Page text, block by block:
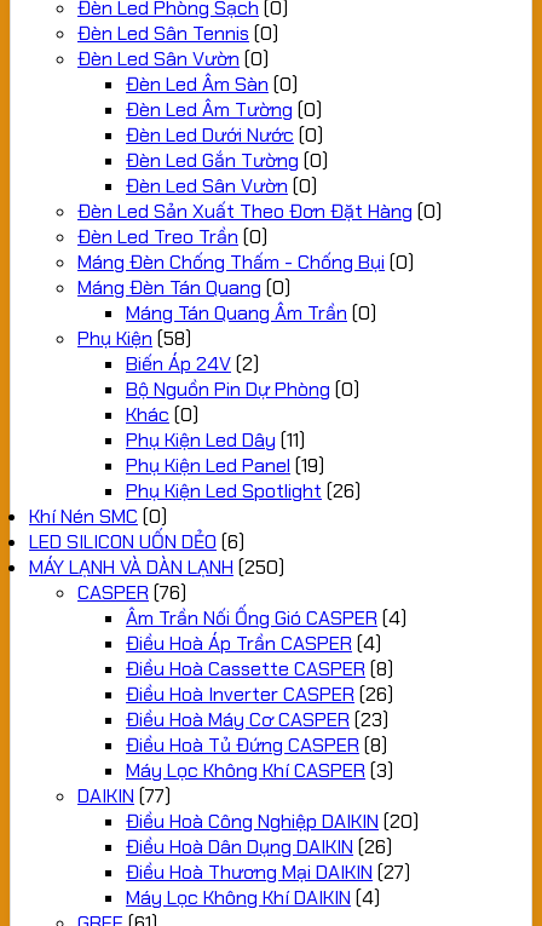
Đèn Led Phòng Sạch (0)
Đèn Led Sân Tennis (0)
Đèn Led Sân Vườn (0)
Đèn Led Âm Sàn (0)
Đèn Led Âm Tường (0)
Đèn Led Dưới Nước (0)
Đèn Led Gắn Tường (0)
Đèn Led Sân Vườn (0)
Đèn Led Sản Xuất Theo Đơn Đặt Hàng (0)
Đèn Led Treo Trần (0)
Máng Đèn Chống Thấm - Chống Bụi (0)
Máng Đèn Tán Quang (0)
Máng Tán Quang Âm Trần (0)
Phụ Kiện (58)
Biến Áp 24V(2)
Bộ Nguồn Pin Dự Phòng (0)
Khác (0)
Phụ Kiện Led Dây (11)
Phụ Kiện Led Panel (19)
Phụ Kiện Led Spotlight (26)
Khí Nén SMC (0)
LED SILICON UỐN DẺO (6)
MÁY LẠNH VÀ DÀN LẠNH (250)
CASPER (76)
Âm Trần Nối Ống Gió CASPER (4)
Điều Hoà Áp Trần CASPER (4)
Điều Hoà Cassette CASPER (8)
Điều Hoà Inverter CASPER (26)
Điều Hoà Máy Cơ CASPER (23)
Điều Hoà Tủ Đứng CASPER (8)
Máy Lọc Không Khí CASPER (3)
DAIKIN (77)
Điều Hoà Công Nghiệp DAIKIN (20)
Điều Hoà Dân Dụng DAIKIN (26)
Điều Hoà Thương Mại DAIKIN (27)
Máy Lọc Không Khí DAIKIN (4)